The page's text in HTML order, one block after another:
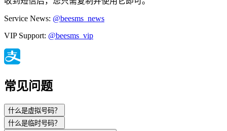
Service News: @beesms_news
VIP Support: @beesms_vip
常见问题
什么是虚拟号码？
什么是临时号码？